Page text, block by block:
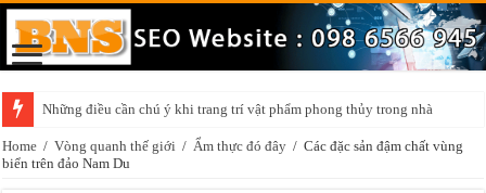
Những điều cần chú ý khi trang trí vật phẩm phong thủy trong nhà
Home / Vòng quanh thế giới / Ẩm thực đó đây / Các đặc sản đậm chất vùng
biển trên đảo Nam Du